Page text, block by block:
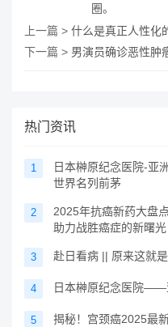
圈。
上一篇 > 什么是真正人性化
下一篇 > 男演员确诊恶性肿
热门资讯
1
日本榊原纪念医院-亚
世界名列前茅
2
2025年抗癌新药大盘
助力战胜癌症的新曙光
3 赴日看病 || 原来这就
4 日本榊原纪念医院——
5 揭秘！宫颈癌2025最